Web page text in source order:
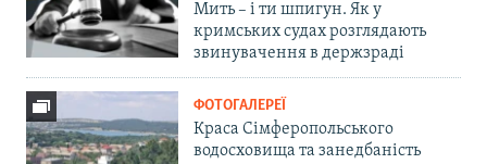
Мить – і ти шпигун. Як у
кримських судах розглядають
звинувачення в держзраді
ФОТОГАЛЕРЕЇ
Краса Сімферопольського
водосховища та занедбаність